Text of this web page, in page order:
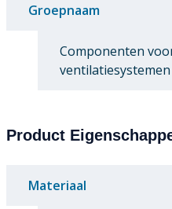
Groepnaam
Componenten
ventilatiesystemen
Product
Materiaal